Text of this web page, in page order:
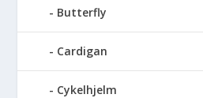
Butterfly
Cardigan
Cykelhjelm